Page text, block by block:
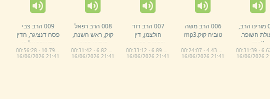
השופר.
mp3
16/06/2026
006 הרב משה
טוביה קוּק.mp3
00:24:07 · 4.43 MB
16/06/2026 21:41
007 הרב דוד
הולצמן, דין
ורחמים בראש
השנה.mp3
00:33:12 · 6.89 MB
16/06/2026 21:41
008 הרב רפאל
קוּק, ראש השנה,
חידוש הרצון
האלקי.mp3
00:31:42 · 6.82 MB
16/06/2026 21:41
009 הרב צבי
פסח דנציגר, הדין
והשופר על פי
חטא אדם
הראשון ותיקונו.
00:56:28 · 10.79 MB
16/06/2026 21:41